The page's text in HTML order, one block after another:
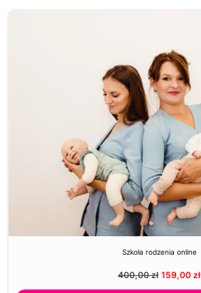
Szkoła rodzenia online
400,00zł 159,00 zł